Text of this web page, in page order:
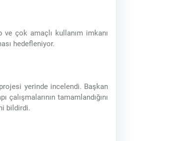
çok amaçlı kullanım imkanı
hedefleniyor.
yerinde incelendi. Başkan
tamamlandığını
bildirdi.